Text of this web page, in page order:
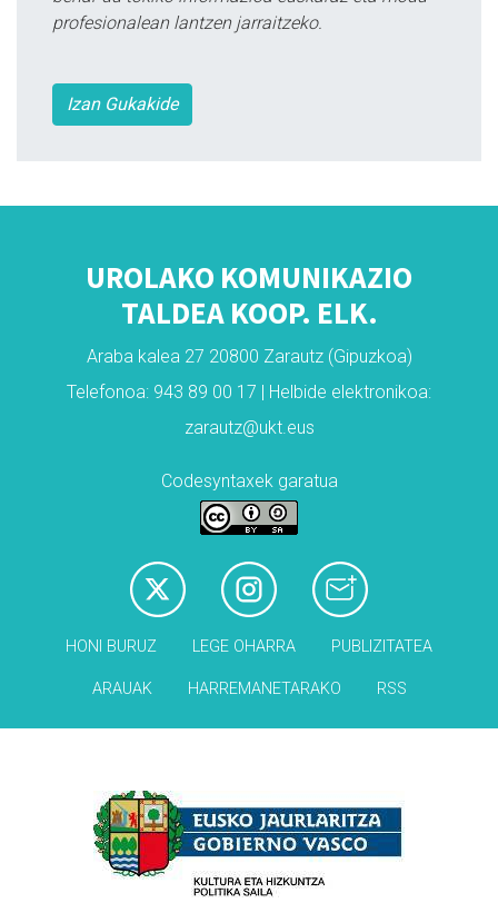
profesionalean lantzen jarraitzeko.
Izan Gukakide
UROLAKO KOMUNIKAZIO
TALDEA KOOP. ELK.
Araba kalea 27 20800 Zarautz (Gipuzkoa)
Telefonoa: 943 89 00 17 | Helbide elektronikoa:
zarautz@ukt.eus
Codesyntaxek garatua
HONI BURUZ LEGE OHARRA PUBLIZITATEA
ARAUAK HARREMANETARAKO RSS